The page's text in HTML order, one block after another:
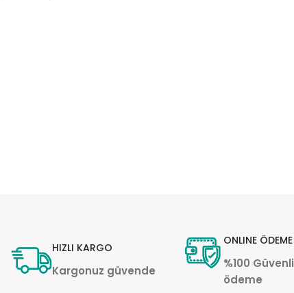
HIZLI KARGO
Kargonuz güvende
ONLINE ÖDEME
%100 Güvenli
ödeme